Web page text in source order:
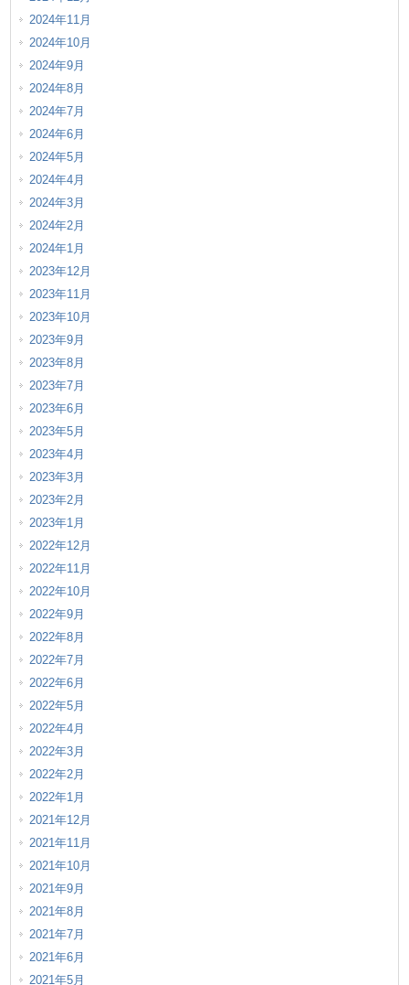
2024年11月
2024年10月
2024年9月
2024年8月
2024年7月
2024年6月
2024年5月
2024年4月
2024年3月
2024年2月
2024年1月
2023年12月
2023年11月
2023年10月
2023年9月
2023年8月
2023年7月
2023年6月
2023年5月
2023年4月
2023年3月
2023年2月
2023年1月
2022年12月
2022年11月
2022年10月
2022年9月
2022年8月
2022年7月
2022年6月
2022年5月
2022年4月
2022年3月
2022年2月
2022年1月
2021年12月
2021年11月
2021年10月
2021年9月
2021年8月
2021年7月
2021年6月
2021年5月